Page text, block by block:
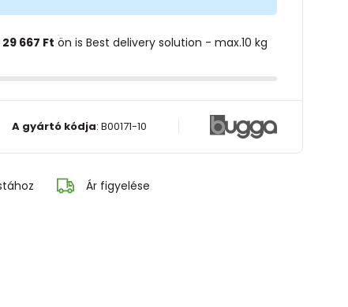
29 667 Ft ön is Best delivery solution - max.10 kg
A gyártó kódja:B00171-10
Ár figyelése